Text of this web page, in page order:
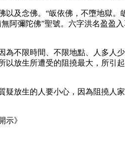
及念佛。“皈依佛，不墮地獄。
阿彌陀佛”聖號。六字洪名盈盈
不限時間、不限地點、人多人少
以放生所遭受的阻撓最大，所引
放生的人要小心，因為阻撓人家
》